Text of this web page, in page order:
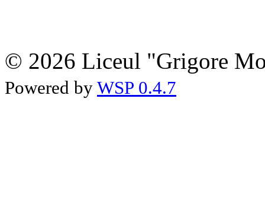
© 2026 Liceul "Grigore
Powered by WSP 0.4.7